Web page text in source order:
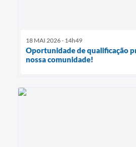
18 MAI 2026 - 14h49
Oportunidade de qualificação
nossa comunidade!